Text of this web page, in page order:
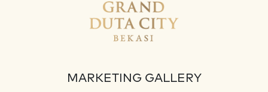
MARKETING GALLERY